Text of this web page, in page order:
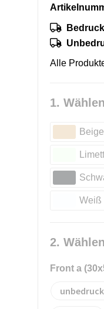
Alle
1.
Beige
Weiß
2.
Front a